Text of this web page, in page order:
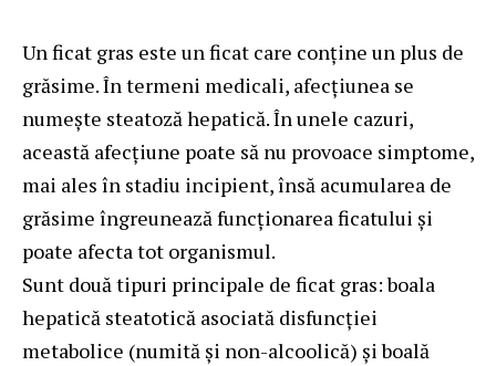
Un ficat gras este un ficat care conține un plus de
grăsime. În termeni medicali, afecțiunea se
numește steatoză hepatică. În unele cazuri,
această afecțiune poate să nu provoace simptome,
mai ales în stadiu incipient, însă acumularea de
grăsime îngreunează funcționarea ficatului și
poate afecta tot organismul.
Sunt două tipuri principale de ficat gras: boala
hepatică steatotică asociată disfuncției
metabolice (numită și non-alcoolică) și boală